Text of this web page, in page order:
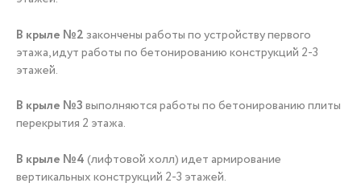
В крыле №2закончены работы по устройству первого
этажа, идут работы по бетонированию конструкций 2-3
этажей.
В крыле №3выполняются работы по бетонированию плиты
перекрытия 2 этажа.
В крыле №4(лифтовой холл) идет армирование
вертикальных конструкций 2-3 этажей.